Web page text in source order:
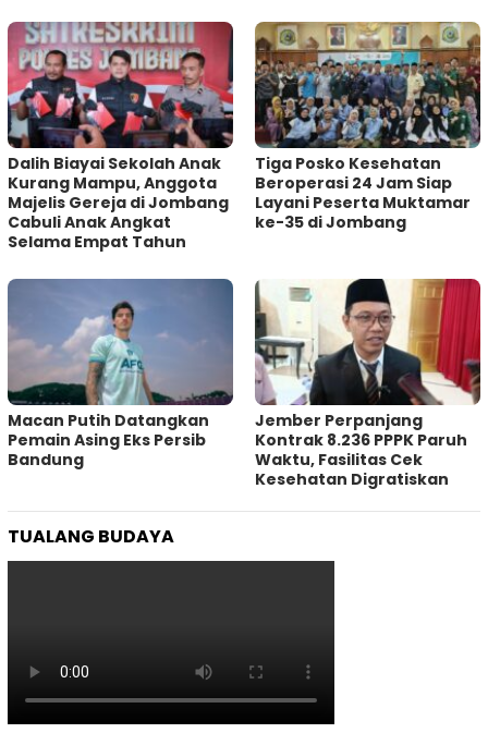
Dalih Biayai Sekolah Anak
Kurang Mampu, Anggota
Majelis Gereja di Jombang
Cabuli Anak Angkat
Selama Empat Tahun
Tiga Posko Kesehatan
Beroperasi 24 Jam Siap
Layani Peserta Muktamar
ke-35 di Jombang
Macan Putih Datangkan
Pemain Asing Eks Persib
Bandung
Jember Perpanjang
Kontrak 8.236 PPPK Paruh
Waktu, Fasilitas Cek
Kesehatan Digratiskan
TUALANG BUDAYA